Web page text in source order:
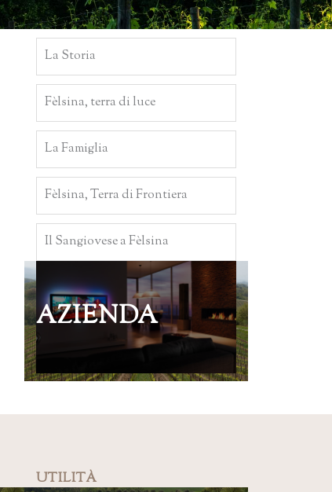
La Storia
Fèlsina, terra di luce
La Famiglia
Fèlsina, Terra di Frontiera
Il Sangiovese a Fèlsina
AZIENDA
UTILITÀ